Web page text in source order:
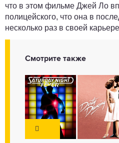
что в этом фильме Джей Ло
полицейского, что она в
несколько раз в своей
Смотрите также